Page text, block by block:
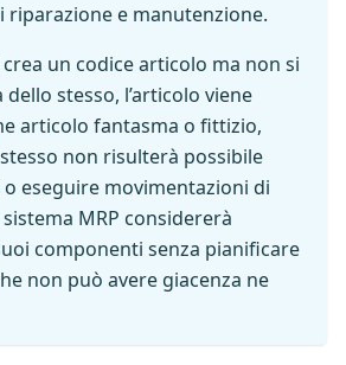
riparazione e manutenzione.
crea un codice articolo ma non si
dello stesso, l’articolo viene
articolo fantasma o fittizio,
non risulterà possibile
eseguire movimentazioni di
MRP considererà
componenti senza pianificare
non può avere giacenza ne